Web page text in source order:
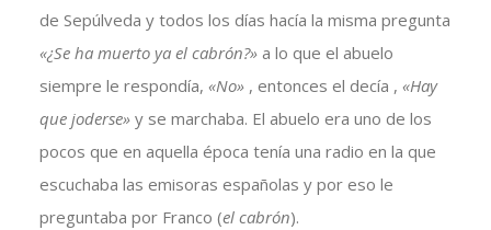
de Sepúlveda y todos los días hacía la misma pregunta
«¿Se ha muerto ya el cabrón?»a lo que el abuelo
siempre le respondía, «No», entonces el decía , «Hay
que joderse»y se marchaba. El abuelo era uno de los
pocos que en aquella época tenía una radio en la que
escuchaba las emisoras españolas y por eso le
preguntaba por Franco (el cabrón).